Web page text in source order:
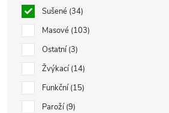
Sušené 34
Masové 103
Ostatní 3
Žvýkací 14
Funkční 15
Paroží 9